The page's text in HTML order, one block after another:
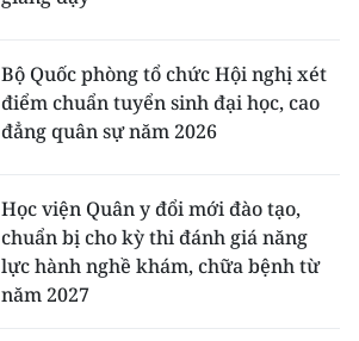
Bộ Quốc phòng tổ chức Hội nghị xét
điểm chuẩn tuyển sinh đại học, cao
đẳng quân sự năm 2026
Học viện Quân y đổi mới đào tạo,
chuẩn bị cho kỳ thi đánh giá năng
lực hành nghề khám, chữa bệnh từ
năm 2027